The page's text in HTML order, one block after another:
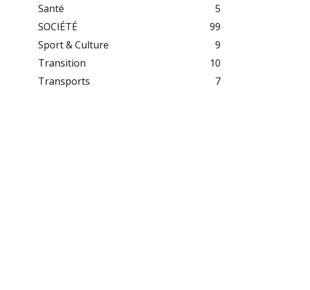
Santé
5
SOCIÉTÉ
99
Sport & Culture
9
Transition
10
Transports
7